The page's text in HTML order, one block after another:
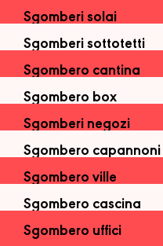
Sgomberi solai
Sgomberi sottotetti
Sgombero cantina
Sgombero box
Sgomberi negozi
Sgombero capannoni
Sgombero ville
Sgombero cascina
Sgombero uffici